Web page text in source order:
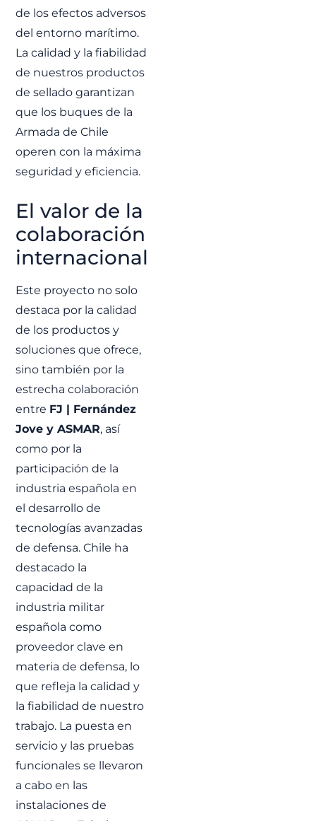
de los efectos adversos
del entorno marítimo.
La calidad y la fiabilidad
de nuestros productos
de sellado garantizan
que los buques de la
Armada de Chile
operen con la máxima
seguridad y eficiencia.
El valor de la
colaboración
internacional
Este proyecto no solo
destaca por la calidad
de los productos y
soluciones que ofrece,
sino también por la
estrecha colaboración
entre FJ | Fernández
Jove y ASMAR, así
como por la
participación de la
industria española en
el desarrollo de
tecnologías avanzadas
de defensa. Chile ha
destacado la
capacidad de la
industria militar
española como
proveedor clave en
materia de defensa, lo
que refleja la calidad y
la fiabilidad de nuestro
trabajo. La puesta en
servicio y las pruebas
funcionales se llevaron
a cabo en las
instalaciones de